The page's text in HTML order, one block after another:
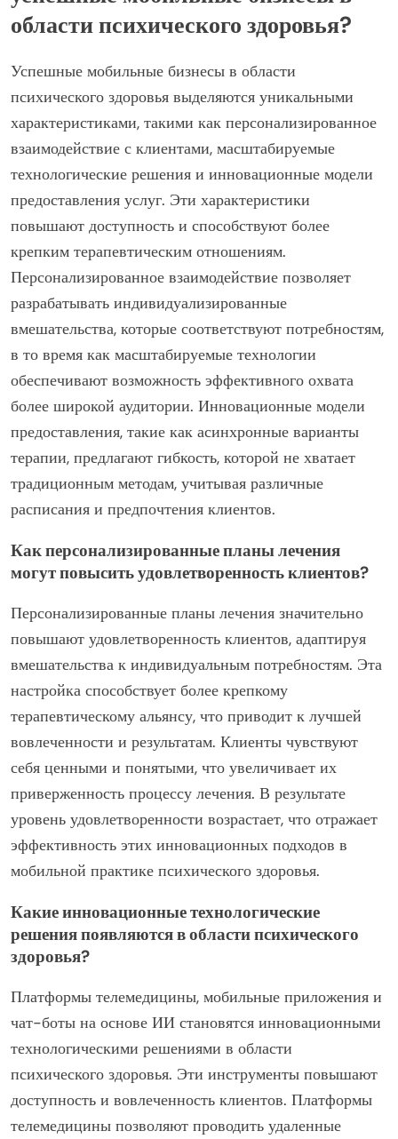
области психического здоровья?
Успешные мобильные бизнесы в области
психического здоровья выделяются уникальными
характеристиками, такими как персонализированное
взаимодействие с клиентами, масштабируемые
технологические решения и инновационные модели
предоставления услуг. Эти характеристики
повышают доступность и способствуют более
крепким терапевтическим отношениям.
Персонализированное взаимодействие позволяет
разрабатывать индивидуализированные
вмешательства, которые соответствуют потребностям,
в то время как масштабируемые технологии
обеспечивают возможность эффективного охвата
более широкой аудитории. Инновационные модели
предоставления, такие как асинхронные варианты
терапии, предлагают гибкость, которой не хватает
традиционным методам, учитывая различные
расписания и предпочтения клиентов.
Как персонализированные планы лечения
могут повысить удовлетворенность клиентов?
Персонализированные планы лечения значительно
повышают удовлетворенность клиентов, адаптируя
вмешательства к индивидуальным потребностям. Эта
настройка способствует более крепкому
терапевтическому альянсу, что приводит к лучшей
вовлеченности и результатам. Клиенты чувствуют
себя ценными и понятыми, что увеличивает их
приверженность процессу лечения. В результате
уровень удовлетворенности возрастает, что отражает
эффективность этих инновационных подходов в
мобильной практике психического здоровья.
Какие инновационные технологические
решения появляются в области психического
здоровья?
Платформы телемедицины, мобильные приложения и
чат-боты на основе ИИ становятся инновационными
технологическими решениями в области
психического здоровья. Эти инструменты повышают
доступность и вовлеченность клиентов. Платформы
телемедицины позволяют проводить удаленные